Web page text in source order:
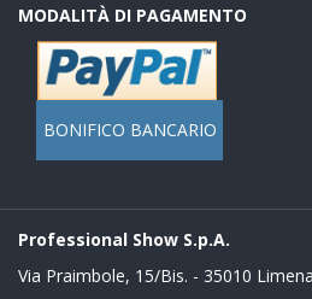
MODALITÀ DI PAGAMENTO
BONIFICO BANCARIO
Professional Show S.p.A.
Via Praimbole, 15/Bis. - 35010